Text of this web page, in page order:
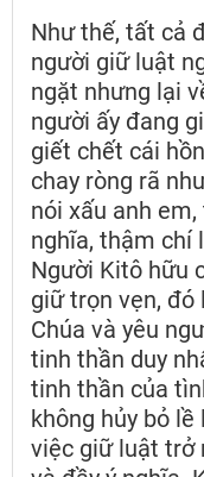
Như thế, tất cả
người giữ luật
ngặt nhưng lại
người ấy đang
giết chết cái
chay ròng rã
nói xấu anh
nghĩa, thậm chí
Người Kitô hữu
giữ trọn vẹn, đó
Chúa và yêu
tinh thần duy
tinh thần của
không hủy bỏ
việc giữ luật trở